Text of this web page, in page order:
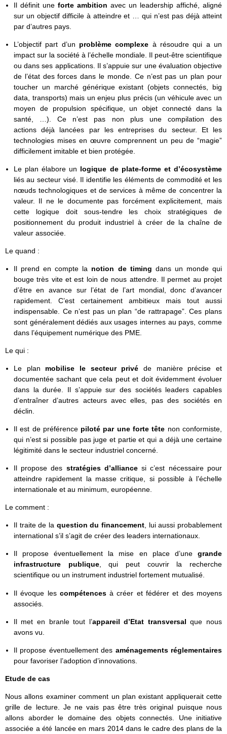
Il définit une forte ambition avec un leadership affiché, aligné
sur un objectif difficile à atteindre et … qui n’est pas déjà atteint
par d’autres pays.
L’objectif part d’un problème complexe à résoudre qui a un
impact sur la société à l’échelle mondiale. Il peut-être scientifique
ou dans ses applications. Il s’appuie sur une évaluation objective
de l’état des forces dans le monde. Ce n’est pas un plan pour
toucher un marché générique existant (objets connectés, big
data, transports) mais un enjeu plus précis (un véhicule avec un
moyen de propulsion spécifique, un objet connecté dans la
santé, …). Ce n’est pas non plus une compilation des
actions déjà lancées par les entreprises du secteur. Et les
technologies mises en œuvre comprennent un peu de “magie”
difficilement imitable et bien protégée.
Le plan élabore un logique de plate-forme et d’écosystème
liés au secteur visé. Il identifie les éléments de commodité et les
nœuds technologiques et de services à même de concentrer la
valeur. Il ne le documente pas forcément explicitement, mais
cette logique doit sous-tendre les choix stratégiques de
positionnement du produit industriel à créer de la chaîne de
valeur associée.
Le quand :
Il prend en compte la notion de timing dans un monde qui
bouge très vite et est loin de nous attendre. Il permet au projet
d’être en avance sur l’état de l’art mondial, donc d’avancer
rapidement. C’est certainement ambitieux mais tout aussi
indispensable. Ce n’est pas un plan “de rattrapage”. Ces plans
sont généralement dédiés aux usages internes au pays, comme
dans l’équipement numérique des PME.
Le qui :
Le plan mobilise le secteur privé de manière précise et
documentée sachant que cela peut et doit évidemment évoluer
dans la durée. Il s’appuie sur des sociétés leaders capables
d’entraîner d’autres acteurs avec elles, pas des sociétés en
déclin.
Il est de préférence piloté par une forte tête non conformiste,
qui n’est si possible pas juge et partie et qui a déjà une certaine
légitimité dans le secteur industriel concerné.
Il propose des stratégies d’alliancesi c’est nécessaire pour
atteindre rapidement la masse critique, si possible à l’échelle
internationale et au minimum, européenne.
Le comment :
Il traite de la question du financement, lui aussi probablement
international s’il s’agit de créer des leaders internationaux.
Il propose éventuellement la mise en place d’une grande
infrastructure publique, qui peut couvrir la recherche
scientifique ou un instrument industriel fortement mutualisé.
Il évoque les compétencesà créer et fédérer et des moyens
associés.
Il met en branle tout l’appareil d’Etat transversalque nous
avons vu.
Il propose éventuellement des aménagements réglementaires
pour favoriser l’adoption d’innovations.
Etude de cas
Nous allons examiner comment un plan existant appliquerait cette
grille de lecture. Je ne vais pas être très original puisque nous
allons aborder le domaine des objets connectés. Une initiative
associée a été lancée en mars 2014 dans le cadre des plans de la